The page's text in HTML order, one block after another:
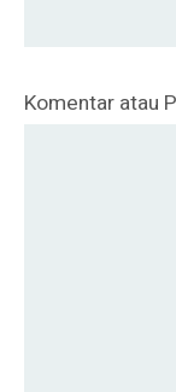
Komentar atau